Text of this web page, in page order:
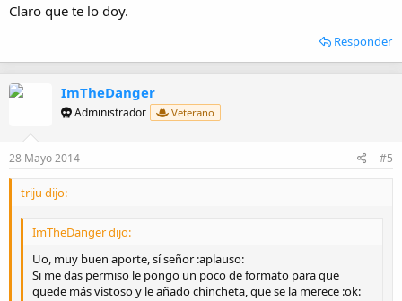
Claro que te lo doy.
Responder
ImTheDanger
Administrador Veterano
28 Mayo 2014 #5
triju dijo:
ImTheDanger dijo:
Uo, muy buen aporte, sí señor :aplauso:
Si me das permiso le pongo un poco de formato para que
quede más vistoso y le añado chincheta, que se la merece :ok: